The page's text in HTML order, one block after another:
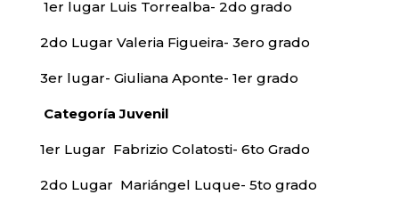
1er lugar Luis Torrealba- 2do grado
2do Lugar Valeria Figueira- 3ero grado
3er lugar- Giuliana Aponte- 1er grado
Categoría Juvenil
1er Lugar Fabrizio Colatosti- 6to Grado
2do Lugar Mariángel Luque- 5to grado